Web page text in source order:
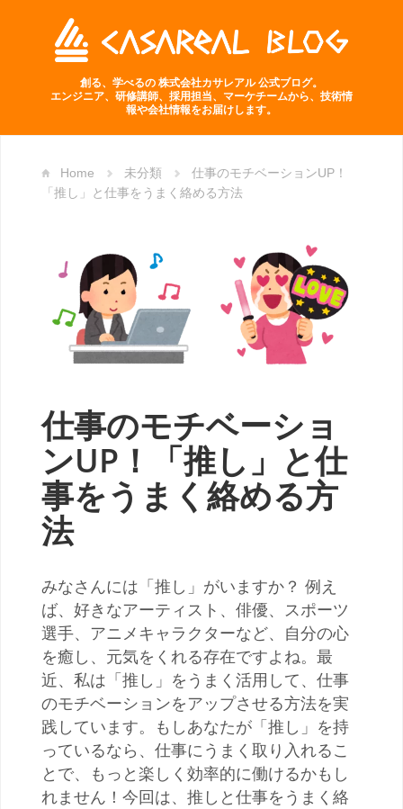
創る、学べるの 株式会社カサレアル 公式ブログ。
エンジニア、研修講師、採用担当、マーケチームから、技術情
報や会社情報をお届けします。
Home 未分類
仕事のモチベーションUP！
「推し」と仕事をうまく絡める方法
仕事のモチベーショ
ンUP！「推し」と仕
事をうまく絡める方
法
みなさんには「推し」がいますか？ 例え
ば、好きなアーティスト、俳優、スポーツ
選手、アニメキャラクターなど、自分の心
を癒し、元気をくれる存在ですよね。最
近、私は「推し」をうまく活用して、仕事
のモチベーションをアップさせる方法を実
践しています。もしあなたが「推し」を持
っているなら、仕事にうまく取り入れるこ
とで、もっと楽しく効率的に働けるかもし
れません！今回は、推しと仕事をうまく絡